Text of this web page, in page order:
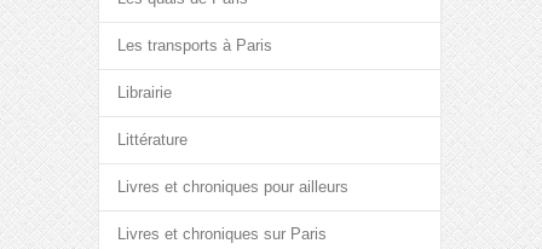
Les transports à Paris
Librairie
Littérature
Livres et chroniques pour ailleurs
Livres et chroniques sur Paris